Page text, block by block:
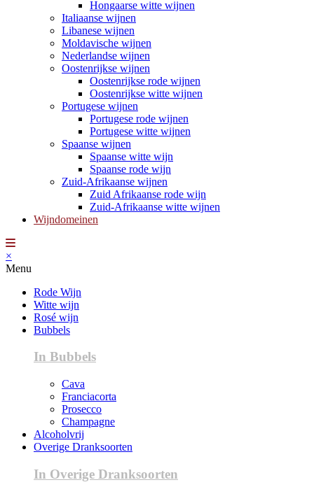
Hongaarse witte wijnen
Italiaanse wijnen
Libanese wijnen
Moldavische wijnen
Nederlandse wijnen
Oostenrijkse wijnen
Oostenrijkse rode wijnen
Oostenrijkse witte wijnen
Portugese wijnen
Portugese rode wijnen
Portugese witte wijnen
Spaanse wijnen
Spaanse witte wijn
Spaanse rode wijn
Zuid-Afrikaanse wijnen
Zuid Afrikaanse rode wijn
Zuid-Afrikaanse witte wijnen
Wijndomeinen
×
Menu
Rode Wijn
Witte wijn
Rosé wijn
Bubbels
In Bubbels
Cava
Franciacorta
Prosecco
Champagne
Alcoholvrij
Overige Dranksoorten
In Overige Dranksoorten